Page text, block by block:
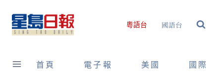
content
粵語台 國語台
首頁 電子報 美國 國際